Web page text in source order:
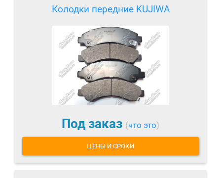
Колодки передние KUJIWA
Под заказ (что это)
ЦЕНЫ И СРОКИ